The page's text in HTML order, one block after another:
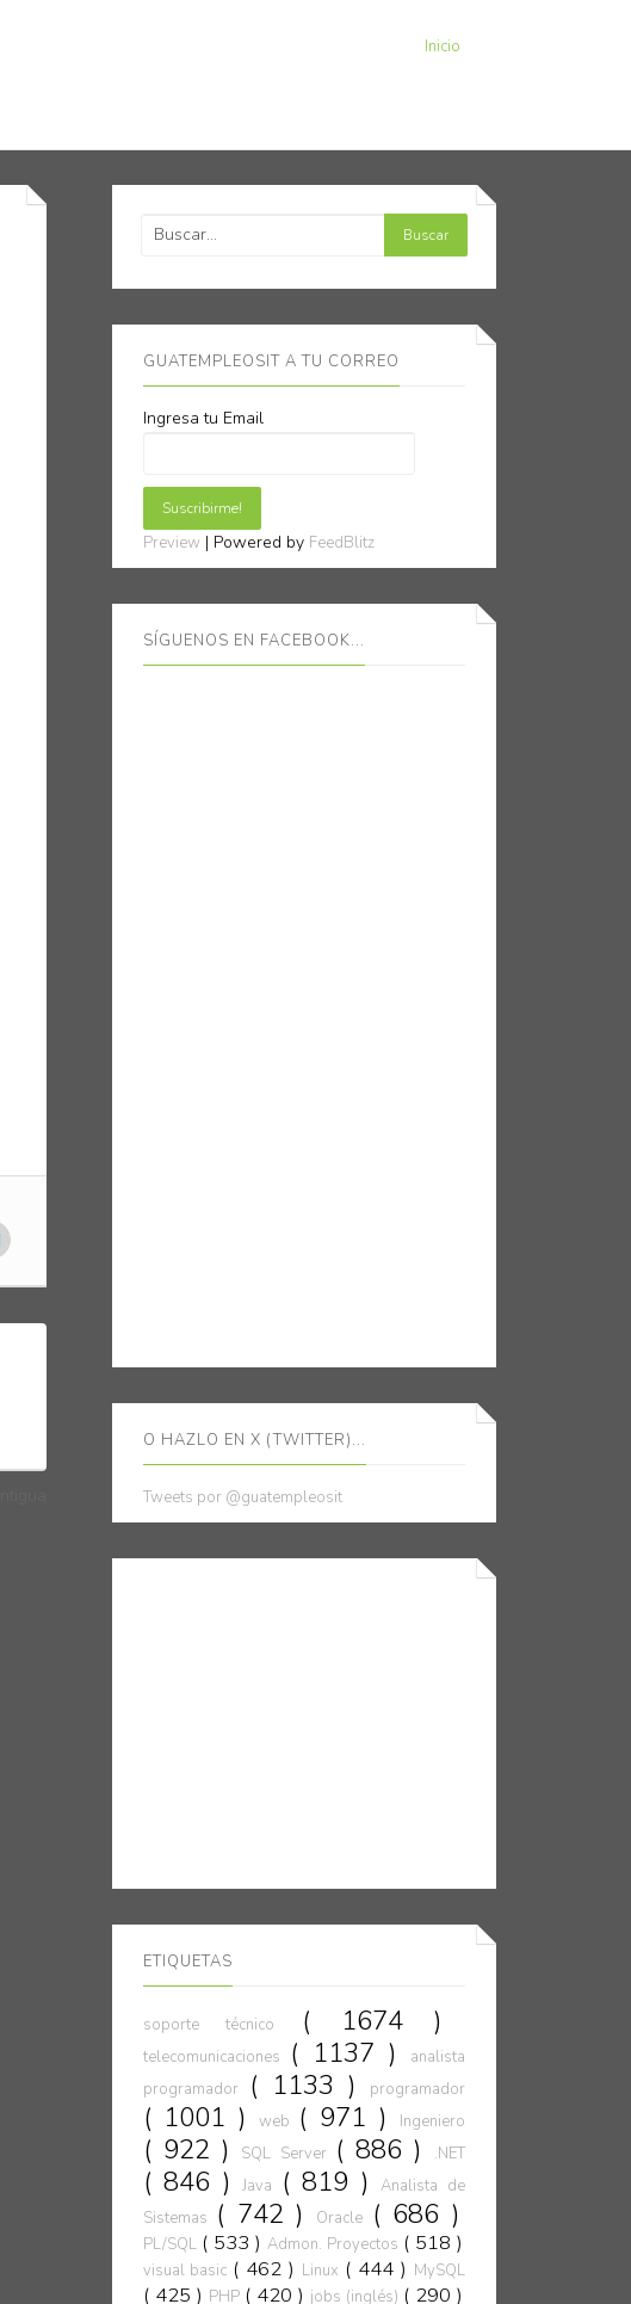
Inicio
GUATEMPLEOSIT A TU CORREO
Ingresa tu Email
Preview | Powered by FeedBlitz
SÍGUENOS EN FACEBOOK...
O HAZLO EN X (TWITTER)...
Tweets por @guatempleosit
ETIQUETAS
soporte técnico ( 1674 )
telecomunicaciones ( 1137 )
analista
programador
( 1133 ) programador
( 1001 ) web ( 971 ) Ingeniero
( 922 ) SQL Server ( 886 ) .NET
( 846 ) Java ( 819 )
Analista de
Sistemas ( 742 ) Oracle ( 686 )
PL/SQL ( 533 ) Admon. Proyectos ( 518 )
visual basic ( 462 ) Linux ( 444 ) MySQL
( 425 ) PHP ( 420 ) jobs (inglés) ( 290 )